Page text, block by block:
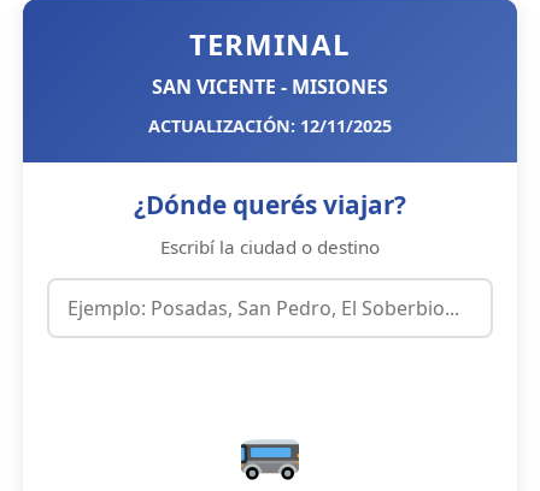
TERMINAL
SAN VICENTE - MISIONES
ACTUALIZACIÓN: 12/11/2025
¿Dónde querés viajar?
Escribí la ciudad o destino